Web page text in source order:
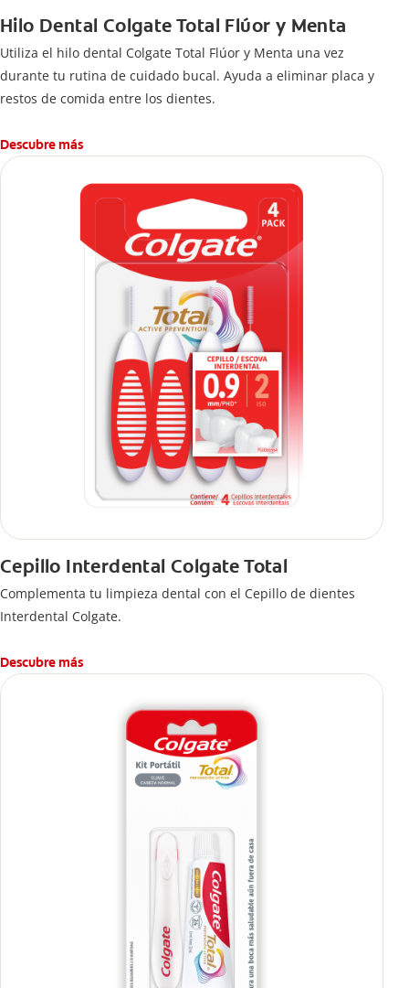
Hilo Dental Colgate Total Flúor y Menta
Utiliza el hilo dental Colgate Total Flúor y Menta una vez
durante tu rutina de cuidado bucal. Ayuda a eliminar placa y
restos de comida entre los dientes.
Descubre más
Cepillo Interdental Colgate Total
Complementa tu limpieza dental con el Cepillo de dientes
Interdental Colgate.
Descubre más